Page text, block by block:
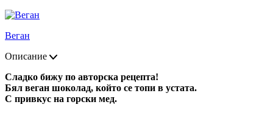
Веган
Описание
Сладко бижу по авторска рецепта!
Бял веган шоколад, който се топи в устата.
С привкус на горски мед.